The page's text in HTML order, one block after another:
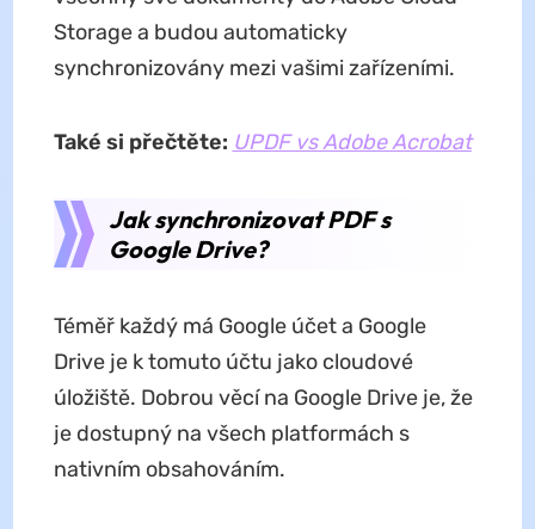
Storage a budou automaticky
synchronizovány mezi vašimi zařízeními.
Také si přečtěte: UPDF vs Adobe Acrobat
Jak synchronizovat PDF s
Google Drive?
Téměř každý má Google účet a Google
Drive je k tomuto účtu jako cloudové
úložiště. Dobrou věcí na Google Drive je, že
je dostupný na všech platformách s
nativním obsahováním.